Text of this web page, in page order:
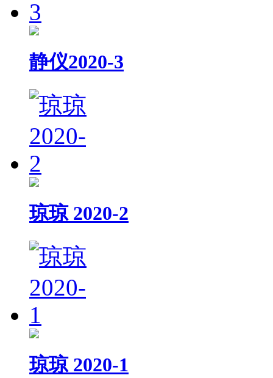
静仪2020-3
琼琼 2020-2
琼琼 2020-1